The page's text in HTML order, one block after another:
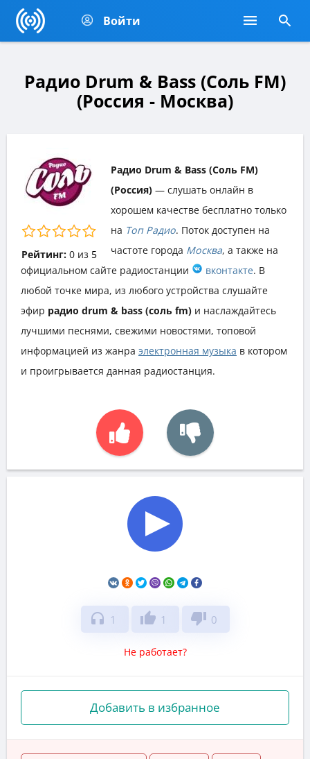
Войти
Радио Drum & Bass (Соль FM)
(Россия - Москва)
Рейтинг: 0из 5
Радио Drum & Bass (Соль FM)
(Россия) — слушать онлайн в
хорошем качестве бесплатно только
на Топ Радио. Поток доступен на
частоте города Москва, а также на
официальном сайте радиостанции
вконтакте. В
любой точке мира, из любого устройства слушайте
эфир радио drum & bass (соль fm) и наслаждайтесь
лучшими песнями, свежими новостями, топовой
информацией из жанра электронная музыка в котором
и проигрывается данная радиостанция.
headphones 1 thumb_up 1 thumb_down 0
Не работает?
Добавить в избранное